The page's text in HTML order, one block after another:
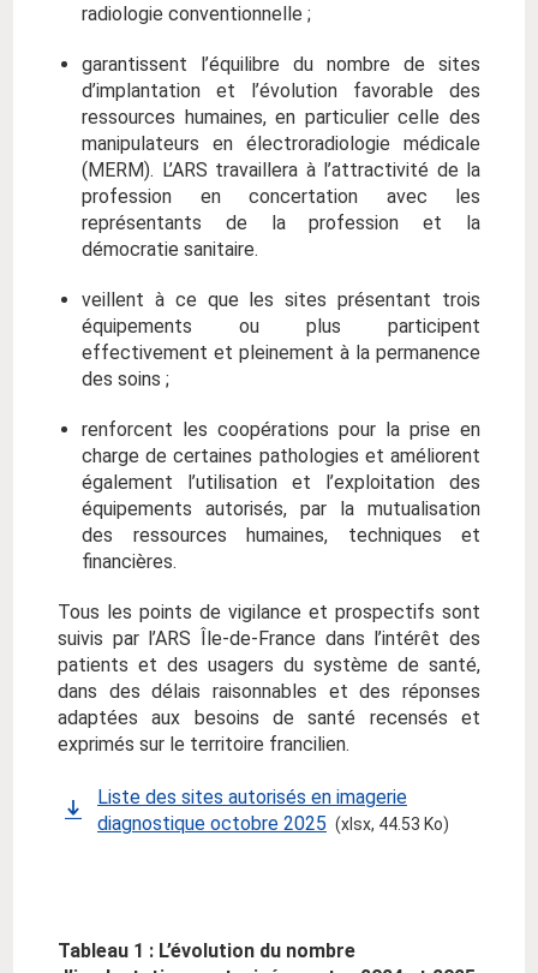
radiologie conventionnelle ;
garantissent l’équilibre du nombre de sites
d’implantation et l’évolution favorable des
ressources humaines, en particulier celle des
manipulateurs en électroradiologie médicale
(MERM). L’ARS travaillera à l’attractivité de la
profession en concertation avec les
représentants de la profession et la
démocratie sanitaire.
veillent à ce que les sites présentant trois
équipements ou plus participent
effectivement et pleinement à la permanence
des soins ;
renforcent les coopérations pour la prise en
charge de certaines pathologies et améliorent
également l’utilisation et l’exploitation des
équipements autorisés, par la mutualisation
des ressources humaines, techniques et
financières.
Tous les points de vigilance et prospectifs sont
suivis par l’ARS Île-de-France dans l’intérêt des
patients et des usagers du système de santé,
dans des délais raisonnables et des réponses
adaptées aux besoins de santé recensés et
exprimés sur le territoire francilien.
Liste des sites autorisés en imagerie
diagnostique octobre 2025 (xlsx, 44.53 Ko)
Tableau 1 : L’évolution du nombre